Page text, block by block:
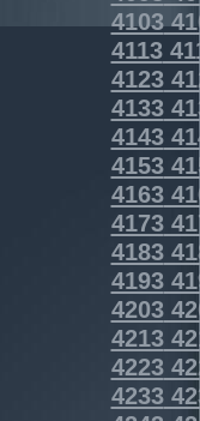
4103
4113
4123
4133
4143
4153
4163
4173
4183
4193
4203
4213
4223
4233